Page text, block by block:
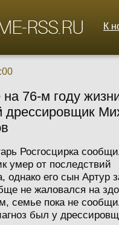
К
на 76-м году
дрессировщик
Росгосцирка
умер от последствий
однако его сын Артур
не жаловался на
семье пока не
был у